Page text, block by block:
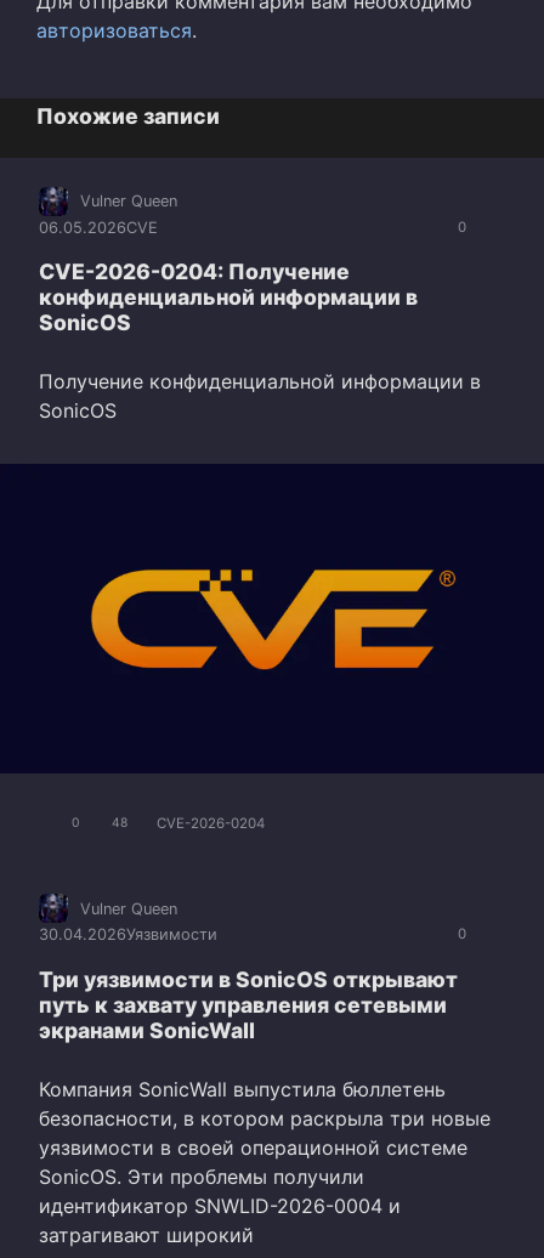
авторизоваться.
Похожие записи
0
Vulner Queen
06.05.2026CVE
CVE-2026-0204: Получение
конфиденциальной информации в
SonicOS
Получение конфиденциальной информации в
SonicOS
0 48 CVE-2026-0204
0
Vulner Queen
30.04.2026Уязвимости
Три уязвимости в SonicOS открывают
путь к захвату управления сетевыми
экранами SonicWall
Компания SonicWall выпустила бюллетень
безопасности, в котором раскрыла три новые
уязвимости в своей операционной системе
SonicOS. Эти проблемы получили
идентификатор SNWLID-2026-0004 и
затрагивают широкий